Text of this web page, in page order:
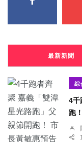
最新新聞
綜
4千
跑